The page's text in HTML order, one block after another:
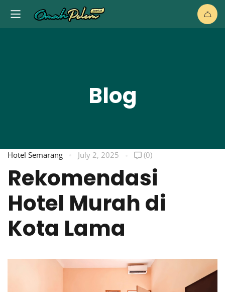
Blog
Hotel Semarang July 2, 2025 (0)
Rekomendasi
Hotel Murah di
Kota Lama